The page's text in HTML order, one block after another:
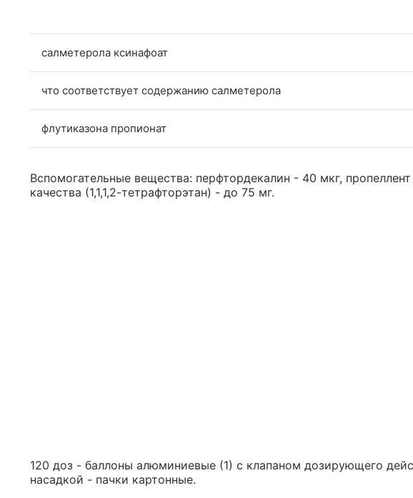
салметерола ксинафоат
что соответствует содержанию салметерола
флутиказона пропионат
Вспомогательные вещества: перфтордекалин - 40 мкг,
качества (1,1,1,2-тетрафторэтан) - до 75 мг.
120 доз - баллоны алюминиевые (1) с клапаном дозирующего
насадкой - пачки картонные.